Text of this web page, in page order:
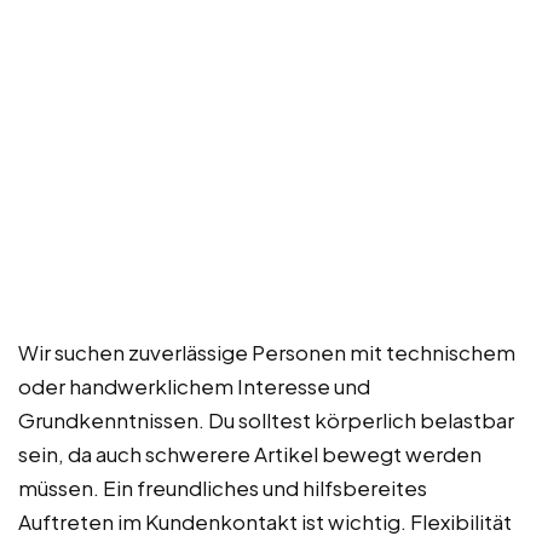
Wir suchen zuverlässige Personen mit technischem
oder handwerklichem Interesse und
Grundkenntnissen. Du solltest körperlich belastbar
sein, da auch schwerere Artikel bewegt werden
müssen. Ein freundliches und hilfsbereites
Auftreten im Kundenkontakt ist wichtig. Flexibilität